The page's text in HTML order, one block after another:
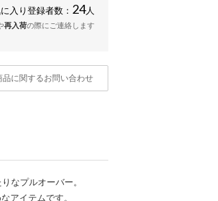
入り登録者数： 24人
再入荷の際にご連絡します
品に関するお問い合わせ
なプルオーバー。
アイテムです。